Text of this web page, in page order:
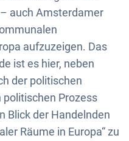
auch Amsterdamer
aufzuzeigen. Das
ist es hier, neben
der politischen
Prozess
Blick der Handelnden
Räume in Europa“ zu